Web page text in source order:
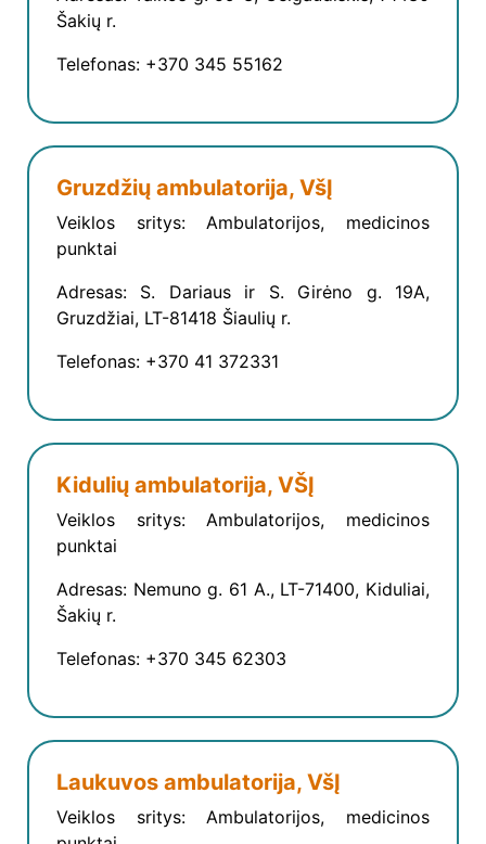
Šakių r.
Telefonas: +370 345 55162
Gruzdžių ambulatorija, VšĮ
Veiklos sritys: Ambulatorijos, medicinos
punktai
Adresas: S. Dariaus ir S. Girėno g. 19A,
Gruzdžiai, LT-81418 Šiaulių r.
Telefonas: +370 41 372331
Kidulių ambulatorija, VŠĮ
Veiklos sritys: Ambulatorijos, medicinos
punktai
Adresas: Nemuno g. 61 A., LT-71400, Kiduliai,
Šakių r.
Telefonas: +370 345 62303
Laukuvos ambulatorija, VšĮ
Veiklos sritys: Ambulatorijos, medicinos